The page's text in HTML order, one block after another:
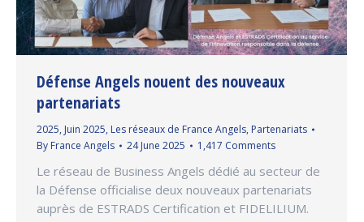
Défense Angels nouent des nouveaux
partenariats
2025, Juin 2025, Les réseaux de France Angels, Partenariats
By France Angels 24 June 2025 1,417 Comments
Le réseau de Business Angels dédié au secteur de
la Défense officialise deux nouveaux partenariats
auprès de ESTRADS Certification et FIDELILIUM.